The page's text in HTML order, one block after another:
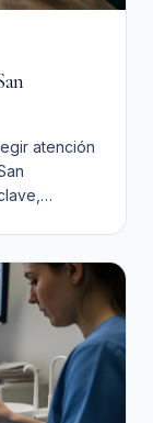
atención